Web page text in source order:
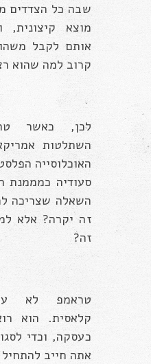
שבה כל הצדדים
מוצא קיצונית,
אותם לקבל
קרוב למה שהוא
לכן, כאשר
השתלטות
האוכלוסייה
סעודיה כמממנת
השאלה שצריכה
זה יקרה? אלא
זה?
טראמפ לא
קלאסית. הוא
כעסקה, וכדי
אתה חייב להתחיל